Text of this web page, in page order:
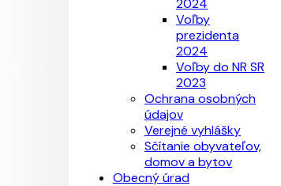
2024
Voľby
prezidenta
2024
Voľby do NR SR
2023
Ochrana osobných
údajov
Verejné vyhlášky
Sčítanie obyvateľov,
domov a bytov
Obecný úrad